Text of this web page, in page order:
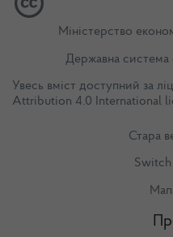
Міністерство
Державна система
Увесь вміст доступний за
Attribution 4.0 International
Стара
Switch